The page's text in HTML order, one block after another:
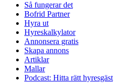
Så fungerar det
Bofrid Partner
Hyra ut
Hyreskalkylator
Annonsera gratis
Skapa annons
Artiklar
Mallar
Podcast: Hitta rätt hyresgäst